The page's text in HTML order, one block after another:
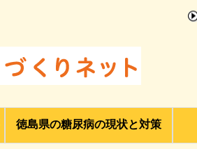
徳島県の糖尿病の現状と対策